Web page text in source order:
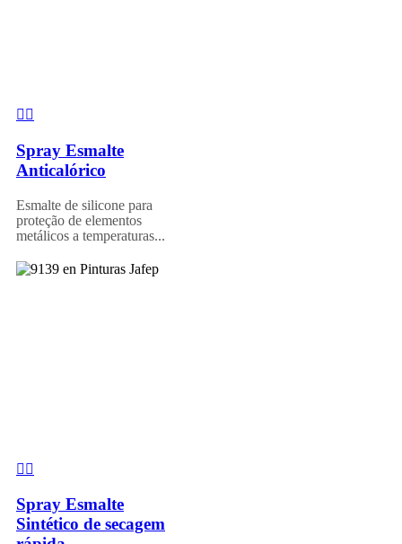
Spray Esmalte
Anticalórico
Esmalte de silicone para
proteção de elementos
metálicos a temperaturas...
Spray Esmalte
Sintético de secagem